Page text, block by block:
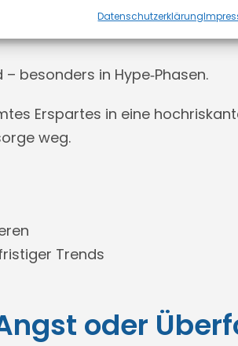
Datenschutzerklärung
oder Hype
besonders in Hype‑Phasen.
Erspartes in eine
weg.
Trends
oder